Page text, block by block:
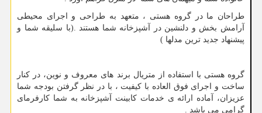
طراحان ما در گروه هستی ، متعهد به طراحی و اجرای محیطی
آرامش بخش و دلنشین در آشپزخانه شما هستند .(با سلیقه شما و
پیشنهاد جدید ترین مدلها )
گروه هستی با استفاده از متریال برند های معروف و نوین، در کنار
ساخت و اجرای فوق العاده با کیفیت ، با در نظر گرفتن بودجه شما
عزیزان، آماده ارائه ی خدمات کابینت آشپزخانه به شما کارفرمای
گرامی می باشد .